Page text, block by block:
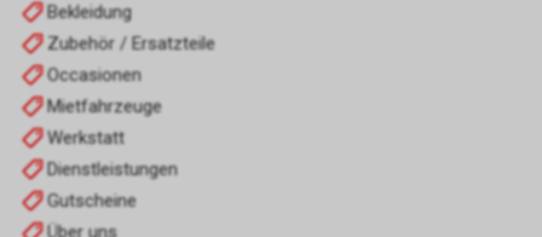
Bekleidung
Zubehör / Ersatzteile
Occasionen
Mietfahrzeuge
Werkstatt
Dienstleistungen
Gutscheine
Über uns